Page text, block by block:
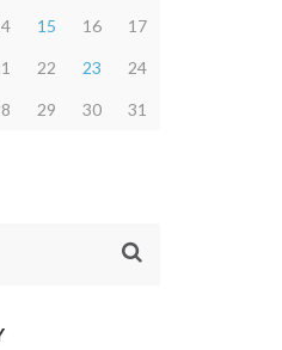
15 16 17
22 23 24
29 30 31